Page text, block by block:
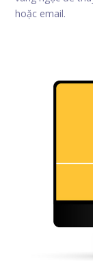
hoặc email.